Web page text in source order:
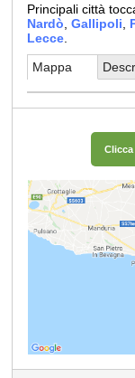
Principali città
Nardò ,Gallipoli
Lecce
Mappa